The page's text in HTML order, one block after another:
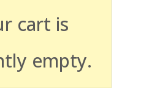
cart is
empty.